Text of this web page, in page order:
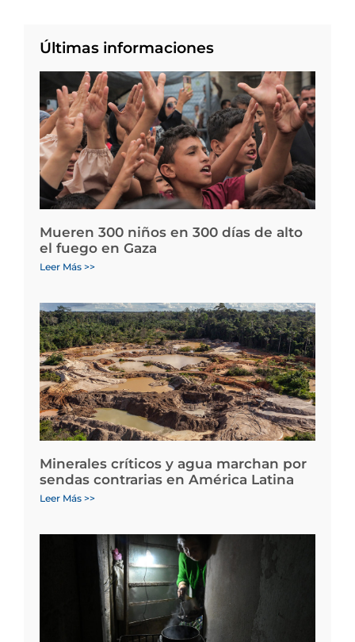
Últimas informaciones
Mueren 300 niños en 300 días de alto
el fuego en Gaza
Leer Más >>
Minerales críticos y agua marchan por
sendas contrarias en América Latina
Leer Más >>